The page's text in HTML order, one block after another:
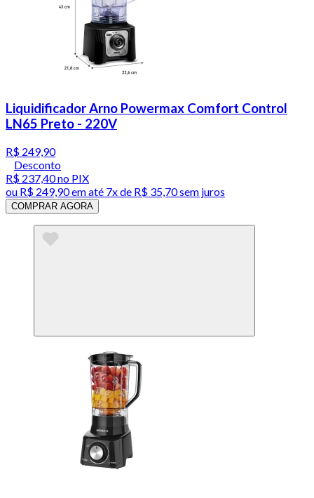
Liquidificador Arno Powermax Comfort Control
LN65 Preto - 220V
R$ 249,90
Desconto
R$ 237,40no PIX
ou R$ 249,90em até 7x de R$ 35,70 sem juros
COMPRAR AGORA